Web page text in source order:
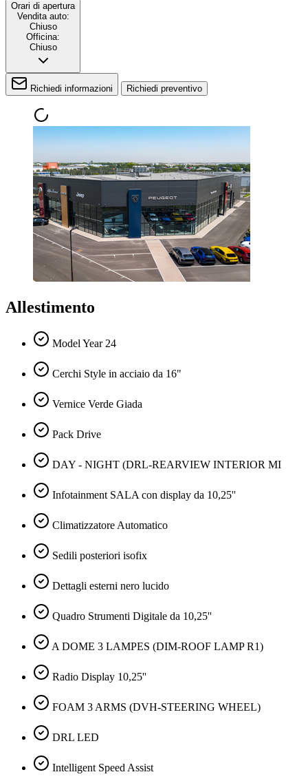
Orari di apertura
Vendita auto:
Chiuso
Officina:
Chiuso
Richiedi informazioni Richiedi preventivo
Allestimento
Model Year 24
Cerchi Style in acciaio da 16"
Vernice Verde Giada
Pack Drive
DAY - NIGHT (DRL-REARVIEW INTERIOR MI
Infotainment SALA con display da 10,25''
Climatizzatore Automatico
Sedili posteriori isofix
Dettagli esterni nero lucido
Quadro Strumenti Digitale da 10,25''
A DOME 3 LAMPES (DIM-ROOF LAMP R1)
Radio Display 10,25''
FOAM 3 ARMS (DVH-STEERING WHEEL)
DRL LED
Intelligent Speed Assist